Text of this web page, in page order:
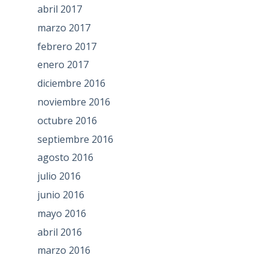
abril 2017
marzo 2017
febrero 2017
enero 2017
diciembre 2016
noviembre 2016
octubre 2016
septiembre 2016
agosto 2016
julio 2016
junio 2016
mayo 2016
abril 2016
marzo 2016